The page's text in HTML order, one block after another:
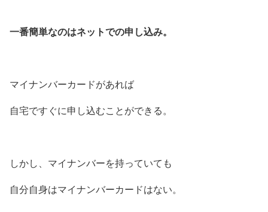
一番簡単なのはネットでの申し込み。
マイナンバーカードがあれば
自宅ですぐに申し込むことができる。
しかし、マイナンバーを持っていても
自分自身はマイナンバーカードはない。